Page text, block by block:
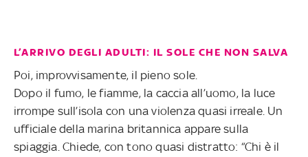
L’ARRIVO DEGLI ADULTI: IL SOLE CHE NON SALVA
Poi, improvvisamente, il pieno sole.
Dopo il fumo, le fiamme, la caccia all’uomo, la luce
irrompe sull’isola con una violenza quasi irreale. Un
ufficiale della marina britannica appare sulla
spiaggia. Chiede, con tono quasi distratto: “Chi è il